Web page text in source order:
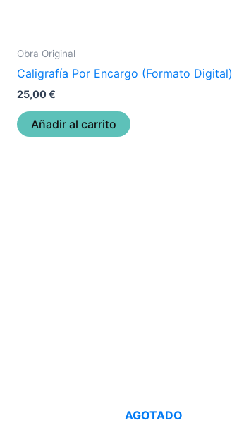
Obra Original
Caligrafía Por Encargo (Formato Digital)
25,00€
Añadir al carrito
AGOTADO